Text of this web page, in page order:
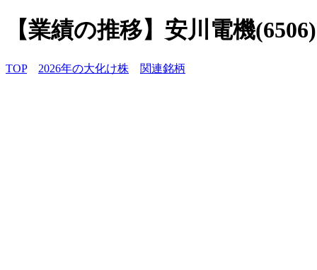
【業績の推移】安川電機(6506)
TOP 2026年の大化け株 関連銘柄